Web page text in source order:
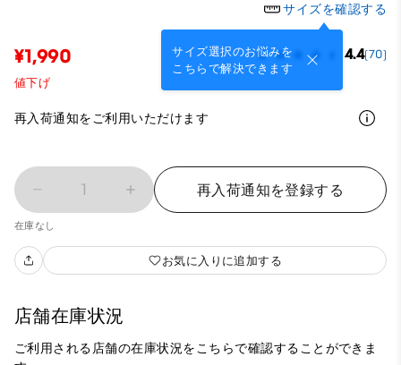
サイズを確認する
サイズ選択のお悩みを
こちらで解決できます
¥1,990 4.4(70)
値下げ
再入荷通知をご利用いただけます
1 再入荷通知を登録する
在庫なし
お気に入りに追加する
店舗在庫状況
ご利用される店舗の在庫状況をこちらで確認することができま